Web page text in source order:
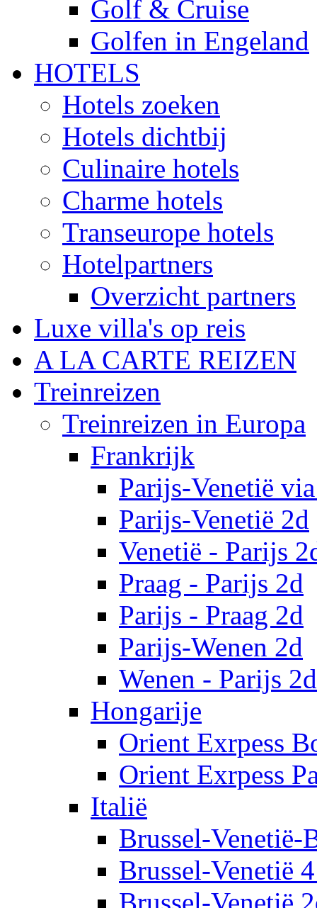
Golf & Cruise
Golfen in Engeland
HOTELS
Hotels zoeken
Hotels dichtbij
Culinaire hotels
Charme hotels
Transeurope hotels
Hotelpartners
Overzicht partners
Luxe villa's op reis
A LA CARTE REIZEN
Treinreizen
Treinreizen in Europa
Frankrijk
Parijs-Venetië
Parijs-Venetië 2d
Venetië - Parijs
Praag - Parijs 2d
Parijs - Praag 2d
Parijs-Wenen 2d
Wenen - Parijs 2d
Hongarije
Orient Exrpess
Orient Exrpess
Italië
Brussel-Venetië-
Brussel-Venetië
Brussel-Venetië